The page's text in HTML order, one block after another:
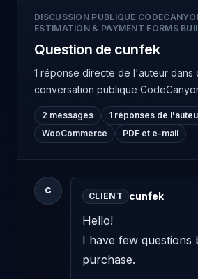
DISCUSSION PUBLIQUE
ESTIMATION & PAYMENT FORMS
Question de cunfek
1 réponse directe de l'auteur dans
conversation publique
2 messages 1 réponses de
WooCommerce
PDF et e-mail
C
CLIENT cunfek
Hello!
I have few questions
purchase.